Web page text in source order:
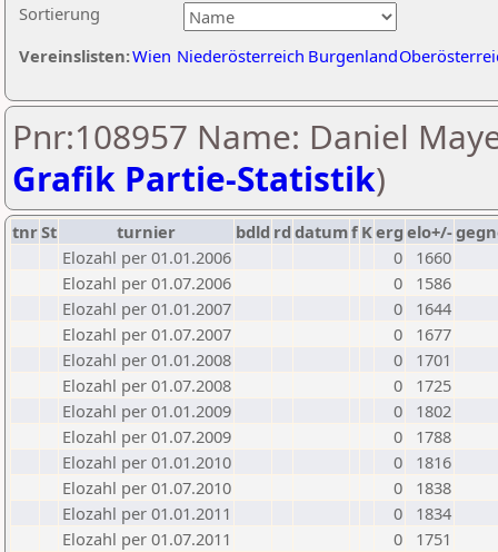
Sortierung
Vereinslisten:Wien Niederösterreich Burgenland
Pnr:108957 Name: Daniel
Grafik Partie-Statistik)
tnrSt turnier bdld rd datumf Kerg elo+/-
Elozahl per 01.01.2006
0
1660
Elozahl per 01.07.2006
0
1586
Elozahl per 01.01.2007
0
1644
Elozahl per 01.07.2007
0
1677
Elozahl per 01.01.2008
0
1701
Elozahl per 01.07.2008
0
1725
Elozahl per 01.01.2009
0
1802
Elozahl per 01.07.2009
0
1788
Elozahl per 01.01.2010
0
1816
Elozahl per 01.07.2010
0
1838
Elozahl per 01.01.2011
0
1834
Elozahl per 01.07.2011
0
1751